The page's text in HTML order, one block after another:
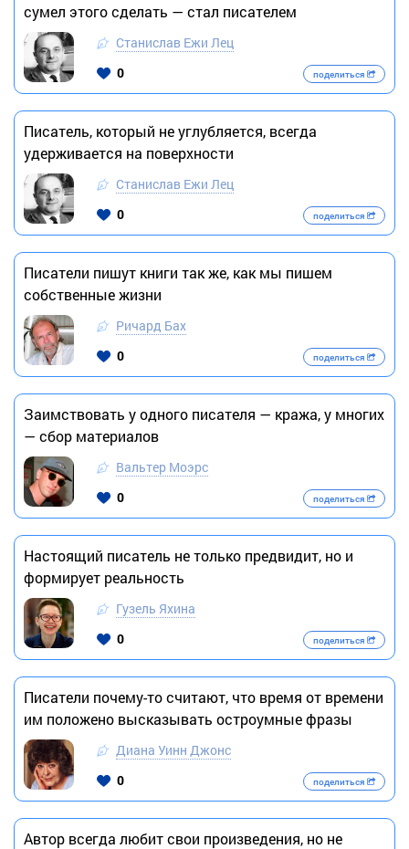
сумел этого сделать — стал писателем
Станислав Ежи Лец
0
поделиться
Писатель, который не углубляется, всегда
удерживается на поверхности
Станислав Ежи Лец
0
поделиться
Писатели пишут книги так же, как мы пишем
собственные жизни
Ричард Бах
0
поделиться
Заимствовать у одного писателя — кража, у многих
— сбор материалов
Вальтер Моэрс
0
поделиться
Настоящий писатель не только предвидит, но и
формирует реальность
Гузель Яхина
0
поделиться
Писатели почему-то считают, что время от времени
им положено высказывать остроумные фразы
Диана Уинн Джонс
0
поделиться
Автор всегда любит свои произведения, но не